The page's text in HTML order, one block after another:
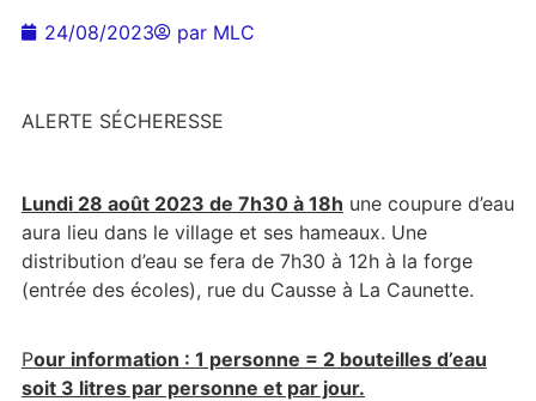
24/08/2023 parMLC
ALERTE SÉCHERESSE
Lundi 28 août 2023 de 7h30 à 18h une coupure d’eau
aura lieu dans le village et ses hameaux. Une
distribution d’eau se fera de 7h30 à 12h à la forge
(entrée des écoles), rue du Causse à La Caunette.
Pour information : 1 personne = 2 bouteilles d’eau
soit 3 litres par personne et par jour.